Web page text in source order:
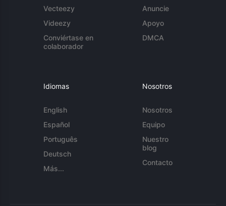
Vecteezy
Videezy
Conviértase en
colaborador
Anuncie
Apoyo
DMCA
Idiomas
English
Español
Português
Deutsch
Más...
Nosotros
Nosotros
Equipo
Nuestro
blog
Contacto